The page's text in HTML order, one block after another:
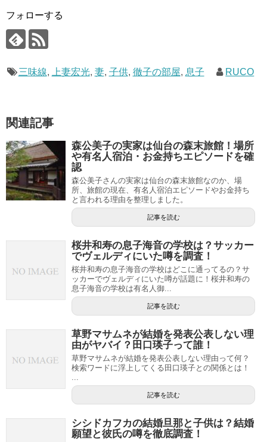
フォローする
三味線, 上妻宏光, 妻, 子供, 徹子の部屋, 息子 RUCO
関連記事
森公美子の実家は仙台の森末旅館！場所
や有名人宿泊・お金持ちエピソードを確
認
森公美子さんの実家は仙台の森末旅館なのか、場
所、旅館の現在、有名人宿泊エピソードやお金持ち
と言われる理由を整理しました。
記事を読む
桜井和寿の息子海音の学校は？サッカー
でヴェルディにいた噂を調査！
桜井和寿の息子海音の学校はどこに通ってるの？サ
ッカーでヴェルディにいた噂が話題に！桜井和寿の
息子海音の学校は有名人御...
記事を読む
草野マサムネが結婚を発表公表しない理
由がヤバイ？田口瑛子って誰！
草野マサムネが結婚を発表公表しない理由って何？
検索ワードに浮上してくる田口瑛子との関係とは！
...
記事を読む
シシドカフカの結婚旦那と子供は？結婚
願望と彼氏の噂を徹底調査！